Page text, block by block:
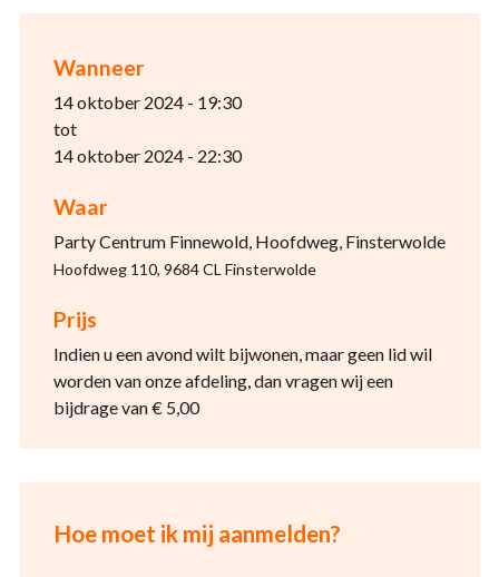
Wanneer
14 oktober 2024 - 19:30
tot
14 oktober 2024 - 22:30
Waar
Party Centrum Finnewold, Hoofdweg, Finsterwolde
Hoofdweg 110, 9684 CL Finsterwolde
Prijs
Indien u een avond wilt bijwonen, maar geen lid wil
worden van onze afdeling, dan vragen wij een
bijdrage van € 5,00
Hoe moet ik mij aanmelden?